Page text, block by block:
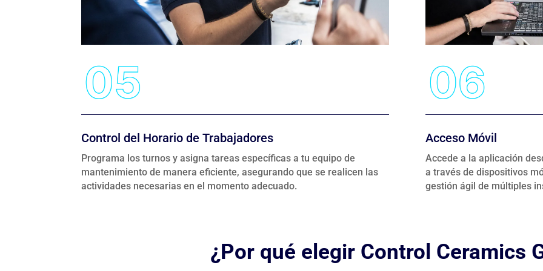
Control del Horario de Trabajadores
Programa los turnos y asigna tareas específicas a tu equipo de
mantenimiento de manera eficiente, asegurando que se realicen las
actividades necesarias en el momento adecuado.
Acceso Móvil
Accede a la aplicación
a través de dispositivos
gestión ágil de múltiples
¿Por qué elegir Control Ceramics